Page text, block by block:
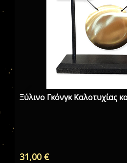
Ξύλινο Γκόνγκ Καλοτυχίας
31,00€